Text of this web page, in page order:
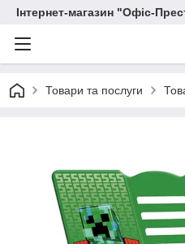
Інтернет-магазин "Офіс-
Товари та послуги